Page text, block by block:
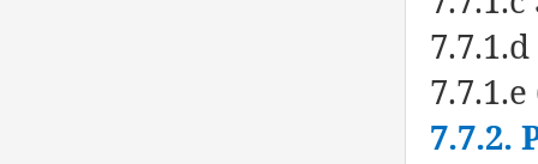
7.7.2.